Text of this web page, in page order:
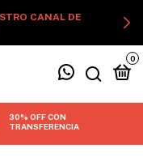
CANAL DE
0
30% OFF CON
TRANSFERENCIA